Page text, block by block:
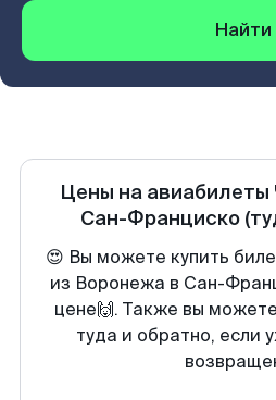
Найти
Цены на авиабилеты
Сан-Франциско
😍 Вы можете купить
из Воронежа в Сан-
цене🙌. Также вы
туда и обратно, если